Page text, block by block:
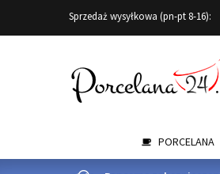
Sprzedaż wysyłkowa (pn-pt 8-
PORCELANA